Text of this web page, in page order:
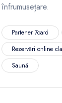
înfrumusețare.
Partener 7card
Rezervări online
Saună